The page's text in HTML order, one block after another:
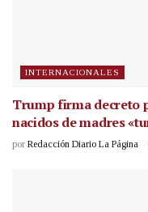
INTERNACIONALES
Trump firma decreto
nacidos de madres
por Redacción Diario La Página